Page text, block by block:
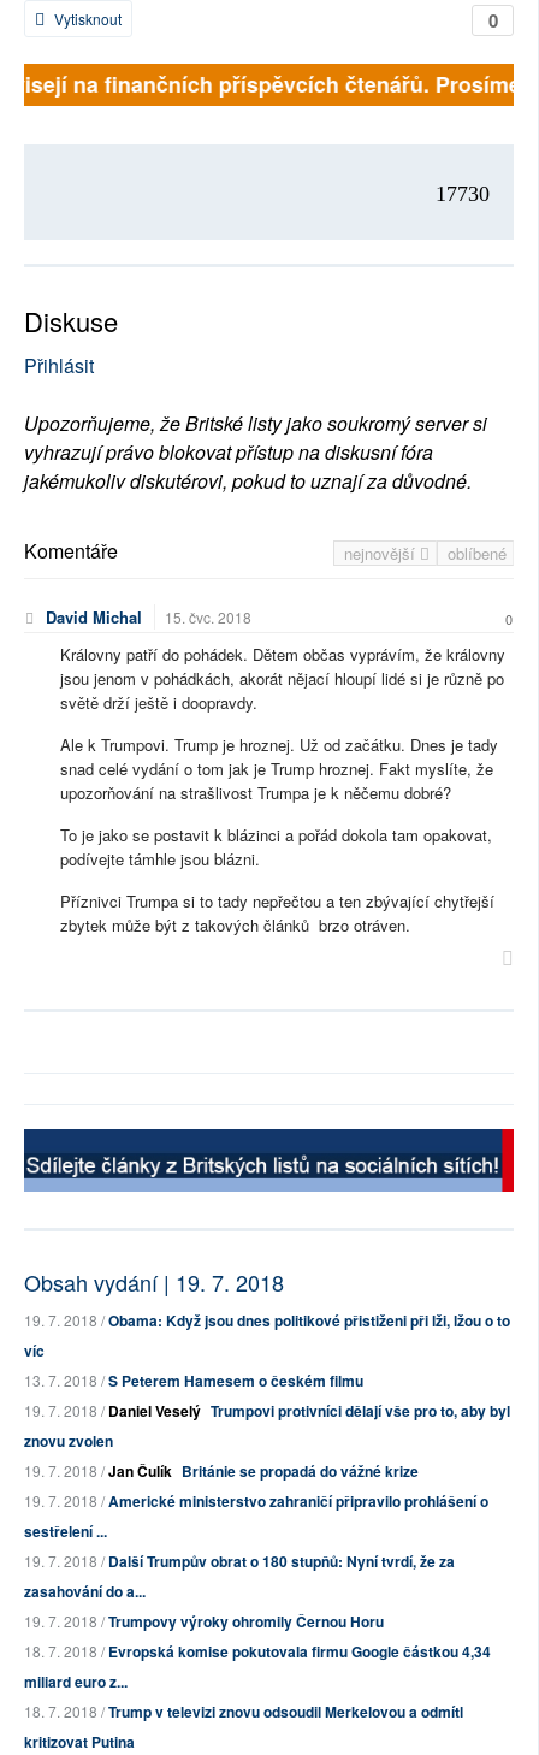
0
Vytisknout
na finančních příspěvcích čtenářů. Prosíme,
17730
Diskuse
Přihlásit
Upozorňujeme, že Britské listy jako soukromý server si
vyhrazují právo blokovat přístup na diskusní fóra
jakémukoliv diskutérovi, pokud to uznají za důvodné.
nejnovější oblíbené
Komentáře
David Michal 15. čvc. 2018 0
Královny patří do pohádek. Dětem občas vyprávím, že královny
jsou jenom v pohádkách, akorát nějací hloupí lidé si je různě po
světě drží ještě i doopravdy.
Ale k Trumpovi. Trump je hroznej. Už od začátku. Dnes je tady
snad celé vydání o tom jak je Trump hroznej. Fakt myslíte, že
upozorňování na strašlivost Trumpa je k něčemu dobré?
To je jako se postavit k blázinci a pořád dokola tam opakovat,
podívejte támhle jsou blázni.
Příznivci Trumpa si to tady nepřečtou a ten zbývající chytřejší
zbytek může být z takových článků brzo otráven.
Obsah vydání | 19. 7. 2018
19. 7. 2018 /Obama: Když jsou dnes politikové přistiženi při lži, lžou o to
víc
13. 7. 2018 /S Peterem Hamesem o českém filmu
19. 7. 2018 /Daniel Veselý Trumpovi protivníci dělají vše pro to, aby byl
znovu zvolen
19. 7. 2018 /Jan Čulík Británie se propadá do vážné krize
19. 7. 2018 /Americké ministerstvo zahraničí připravilo prohlášení o
sestřelení ...
19. 7. 2018 /Další Trumpův obrat o 180 stupňů: Nyní tvrdí, že za
zasahování do a...
19. 7. 2018 /Trumpovy výroky ohromily Černou Horu
18. 7. 2018 /Evropská komise pokutovala firmu Google částkou 4,34
miliard euro z...
18. 7. 2018 /Trump v televizi znovu odsoudil Merkelovou a odmítl
kritizovat Putina